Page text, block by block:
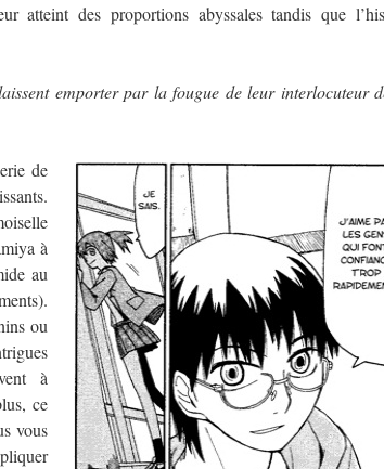
atteint des proportions abyssales tandis que
emporter par la fougue de leur interlocuteur
de
à
au
ou
à
ce
vous